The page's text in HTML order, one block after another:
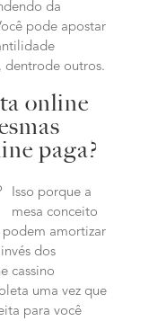
da
pode apostar
dentrode outros.
online
paga?
Isso porque a
mesa conceito
amortizar
dos
cassino
uma vez que
para você